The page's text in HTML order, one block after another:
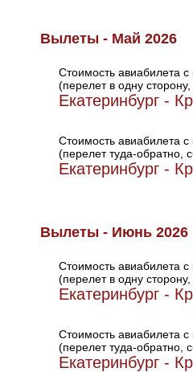
Вылеты - Май 2026
Стоимость авиабилета
(перелет в одну
Екатеринбург -
Стоимость авиабилета
(перелет туда-обратно,
Екатеринбург -
Вылеты - Июнь 2026
Стоимость авиабилета
(перелет в одну
Екатеринбург -
Стоимость авиабилета
(перелет туда-обратно,
Екатеринбург -